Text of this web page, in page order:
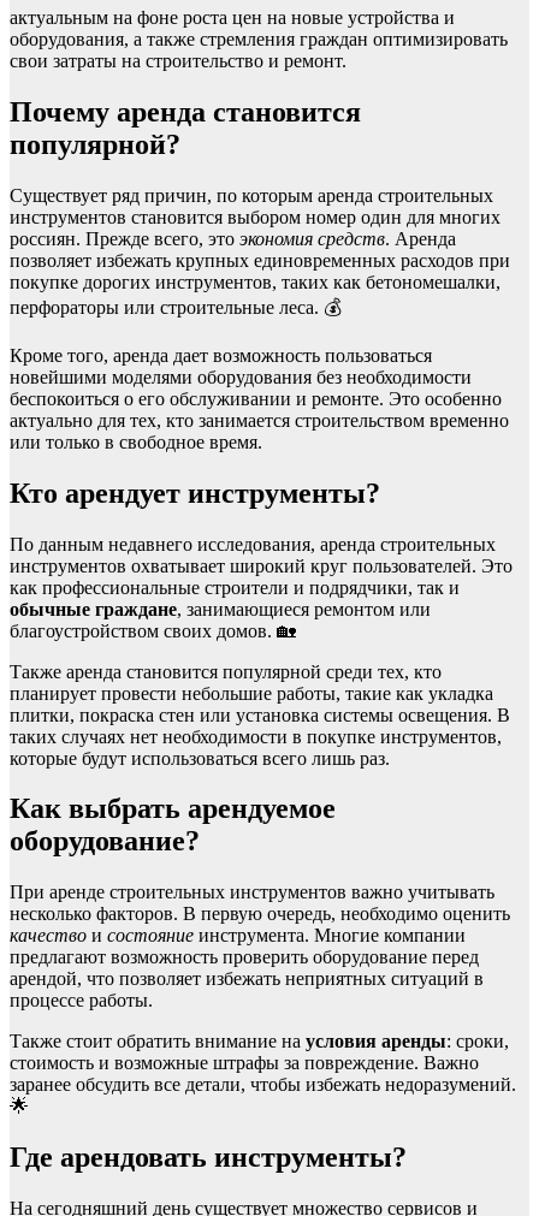
актуальным на фоне роста цен на новые устройства и
оборудования, а также стремления граждан оптимизировать
свои затраты на строительство и ремонт.
Почему аренда становится
популярной?
Существует ряд причин, по которым аренда строительных
инструментов становится выбором номер один для многих
россиян. Прежде всего, это экономия средств. Аренда
позволяет избежать крупных единовременных расходов при
покупке дорогих инструментов, таких как бетономешалки,
перфораторы или строительные леса. 💰
Кроме того, аренда дает возможность пользоваться
новейшими моделями оборудования без необходимости
беспокоиться о его обслуживании и ремонте. Это особенно
актуально для тех, кто занимается строительством временно
или только в свободное время.
Кто арендует инструменты?
По данным недавнего исследования, аренда строительных
инструментов охватывает широкий круг пользователей. Это
как профессиональные строители и подрядчики, так и
обычные граждане, занимающиеся ремонтом или
благоустройством своих домов. 🏡
Также аренда становится популярной среди тех, кто
планирует провести небольшие работы, такие как укладка
плитки, покраска стен или установка системы освещения. В
таких случаях нет необходимости в покупке инструментов,
которые будут использоваться всего лишь раз.
Как выбрать арендуемое
оборудование?
При аренде строительных инструментов важно учитывать
несколько факторов. В первую очередь, необходимо оценить
качество и состояние инструмента. Многие компании
предлагают возможность проверить оборудование перед
арендой, что позволяет избежать неприятных ситуаций в
процессе работы.
Также стоит обратить внимание на условия аренды: сроки,
стоимость и возможные штрафы за повреждение. Важно
заранее обсудить все детали, чтобы избежать недоразумений.
🌟
Где арендовать инструменты?
На сегодняшний день существует множество сервисов и